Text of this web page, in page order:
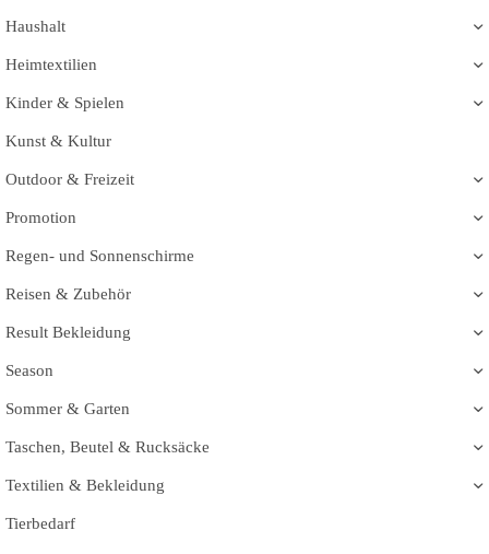
Haushalt
Heimtextilien
Kinder & Spielen
Kunst & Kultur
Outdoor & Freizeit
Promotion
Regen- und Sonnenschirme
Reisen & Zubehör
Result Bekleidung
Season
Sommer & Garten
Taschen, Beutel & Rucksäcke
Textilien & Bekleidung
Tierbedarf